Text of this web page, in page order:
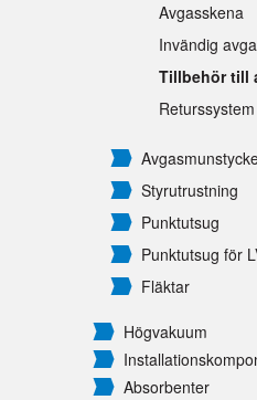
Avgasskena
Invändig
Tillbehör till
Styrutrustning
Punktutsug
Punktutsug för
Fläktar
Högvakuum
Absorbenter